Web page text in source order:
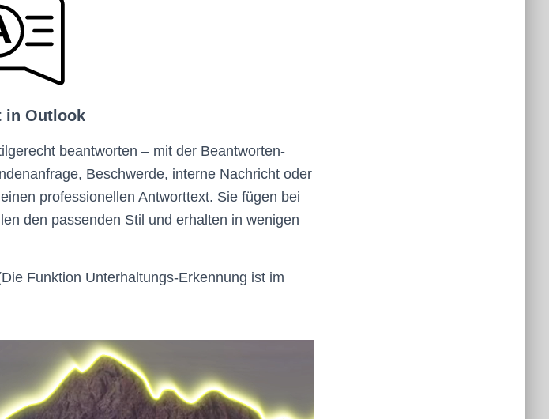
in Outlook
beantworten – mit der Beantworten-
Beschwerde, interne Nachricht oder
professionellen Antworttext. Sie fügen bei
den passenden Stil und erhalten in wenigen
Funktion Unterhaltungs-Erkennung ist im